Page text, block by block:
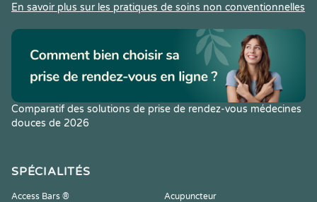
En savoir plus sur les pratiques de soins non conventionnelles
Comparatif des solutions de prise de rendez-vous médecines
douces de 2026
SPÉCIALITÉS
Access Bars ®
Acupuncteur